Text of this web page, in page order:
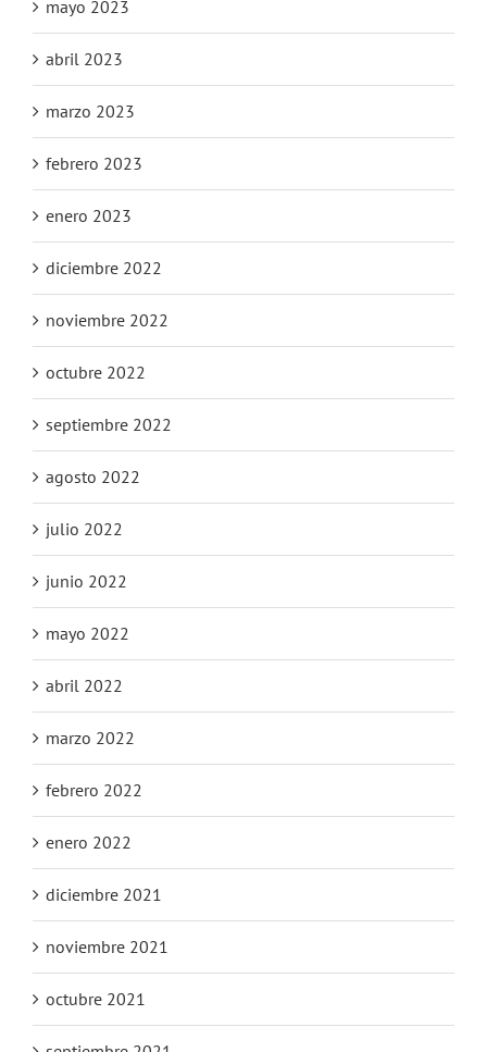
mayo 2023
abril 2023
marzo 2023
febrero 2023
enero 2023
diciembre 2022
noviembre 2022
octubre 2022
septiembre 2022
agosto 2022
julio 2022
junio 2022
mayo 2022
abril 2022
marzo 2022
febrero 2022
enero 2022
diciembre 2021
noviembre 2021
octubre 2021